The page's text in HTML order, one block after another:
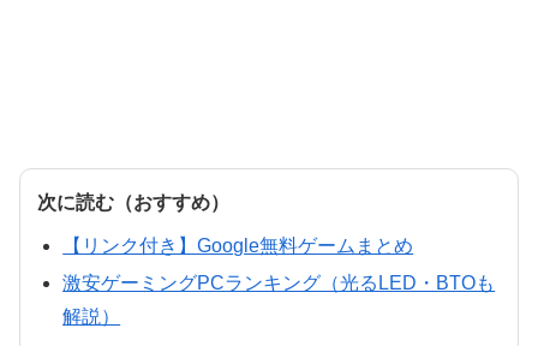
次に読む（おすすめ）
【リンク付き】Google無料ゲームまとめ
激安ゲーミングPCランキング（光るLED・BTOも
解説）